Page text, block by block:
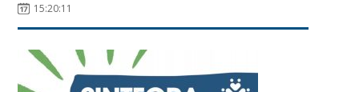
15:20:11